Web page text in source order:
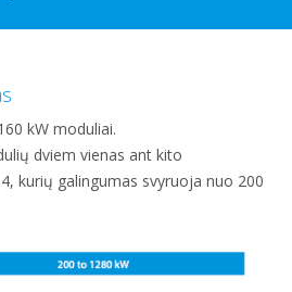
kW moduliai.
dviem vienas ant kito
kurių galingumas svyruoja nuo 200